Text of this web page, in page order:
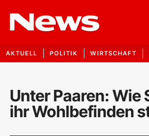
AKTUELL POLITIK WIRTSCHAFT
Unter Paaren: Wie
ihr Wohlbefinden